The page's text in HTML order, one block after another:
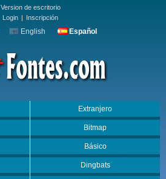
Version de escritorio
Login | Inscripción
English Español
Extranjero
Bitmap
Básico
Dingbats